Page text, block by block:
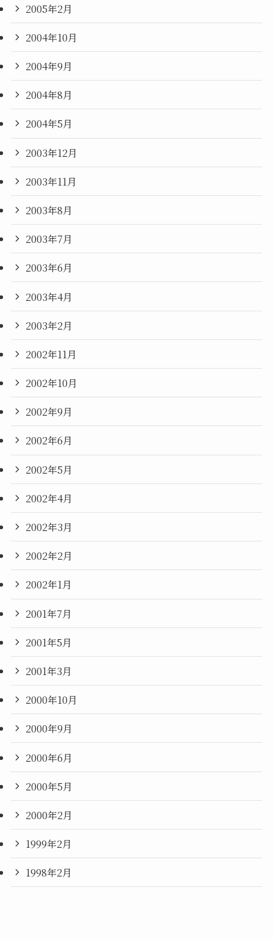
2005年2月
2004年10月
2004年9月
2004年8月
2004年5月
2003年12月
2003年11月
2003年8月
2003年7月
2003年6月
2003年4月
2003年2月
2002年11月
2002年10月
2002年9月
2002年6月
2002年5月
2002年4月
2002年3月
2002年2月
2002年1月
2001年7月
2001年5月
2001年3月
2000年10月
2000年9月
2000年6月
2000年5月
2000年2月
1999年2月
1998年2月